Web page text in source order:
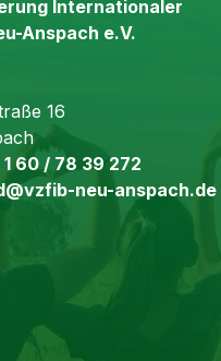
Internationaler
Anspach e.V.
16
60 / 78 39 272
neu-anspach.de